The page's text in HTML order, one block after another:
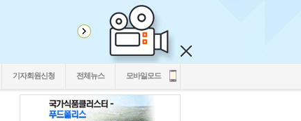
기자회원신청 전체뉴스 모바일모드